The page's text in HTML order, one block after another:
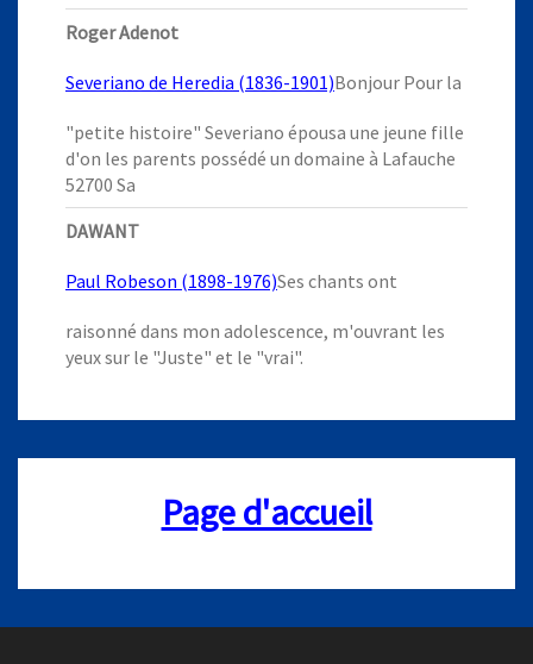
Roger Adenot
Severiano de Heredia (1836-1901)Bonjour Pour la
"petite histoire" Severiano épousa une jeune fille
d'on les parents possédé un domaine à Lafauche
52700 Sa
DAWANT
Paul Robeson (1898-1976)Ses chants ont
raisonné dans mon adolescence, m'ouvrant les
yeux sur le "Juste" et le "vrai".
Page d'accueil